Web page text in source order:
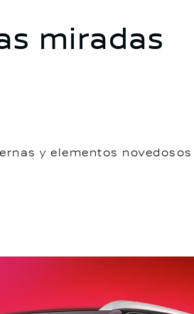
miradas
y elementos novedosos